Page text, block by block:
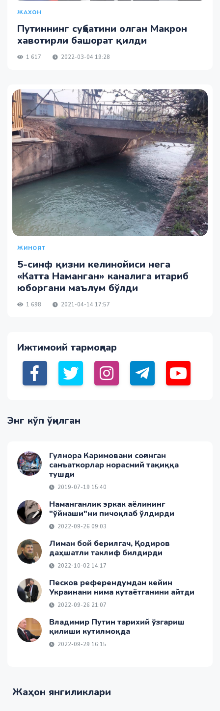
ЖАХОН
Путиннинг суҳбатини олган Макрон
хавотирли башорат қилди
1 617 2022-03-04 19:28
ЖИНОЯТ
5-синф қизни келинойиси нега
«Катта Наманган» каналига итариб
юборгани маълум бўлди
1 698 2021-04-14 17:57
Ижтимоий тармоқлар
Энг кўп ўқилган
Гулнора Каримовани соғинган
санъаткорлар норасмий тақиққа
тушди
2019-07-19 15:40
Наманганлик эркак аёлининг
"ўйнаши"ни пичоқлаб ўлдирди
2022-09-26 09:03
Лиман бой берилгач, Қодиров
даҳшатли таклиф билдирди
2022-10-02 14:17
Песков референдумдан кейин
Украинани нима кутаётганини айтди
2022-09-26 21:07
Владимир Путин тарихий ўзгариш
қилиши кутилмоқда
2022-09-29 16:15
Жаҳон янгиликлари